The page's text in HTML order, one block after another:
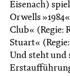
Eisenach)
Orwells
Club« (Regie:
Stuart«
Und steht und